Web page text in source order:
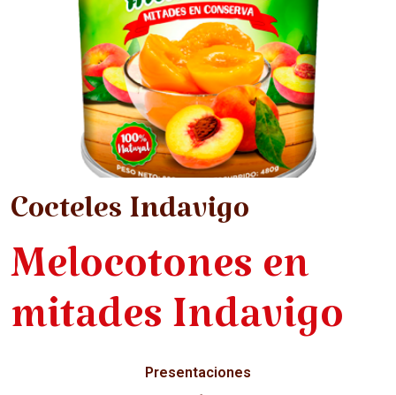
Cocteles Indavigo
Melocotones en
mitades Indavigo
Presentaciones